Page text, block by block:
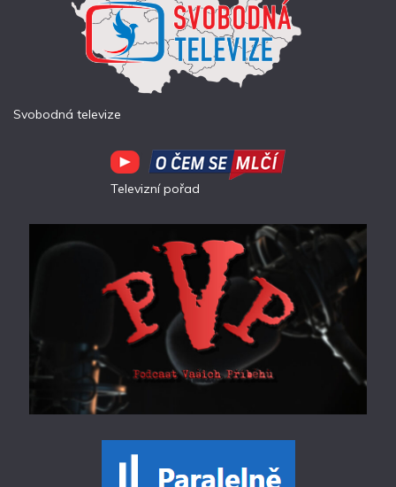
Svobodná televize
Televizní pořad